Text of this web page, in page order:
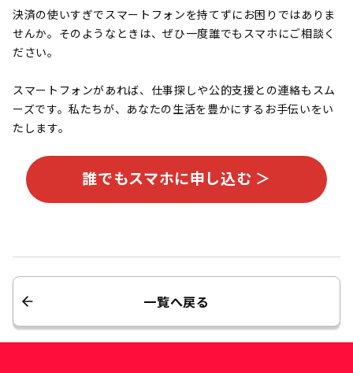
決済の使いすぎでスマートフォンを持てずにお困りではありま
せんか。そのようなときは、ぜひ一度誰でもスマホにご相談く
ださい。
スマートフォンがあれば、仕事探しや公的支援との連絡もスム
ーズです。私たちが、あなたの生活を豊かにするお手伝いをい
たします。
誰でもスマホに申し込む ＞
一覧へ戻る